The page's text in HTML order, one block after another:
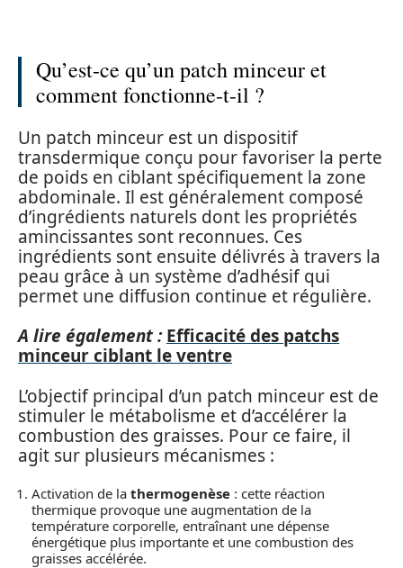
Qu’est-ce qu’un patch minceur et
comment fonctionne-t-il ?
Un patch minceur est un dispositif
transdermique conçu pour favoriser la perte
de poids en ciblant spécifiquement la zone
abdominale. Il est généralement composé
d’ingrédients naturels dont les propriétés
amincissantes sont reconnues. Ces
ingrédients sont ensuite délivrés à travers la
peau grâce à un système d’adhésif qui
permet une diffusion continue et régulière.
A lire également : Efficacité des patchs
minceur ciblant le ventre
L’objectif principal d’un patch minceur est de
stimuler le métabolisme et d’accélérer la
combustion des graisses. Pour ce faire, il
agit sur plusieurs mécanismes :
Activation de la thermogenèse : cette réaction
thermique provoque une augmentation de la
température corporelle, entraînant une dépense
énergétique plus importante et une combustion des
graisses accélérée.